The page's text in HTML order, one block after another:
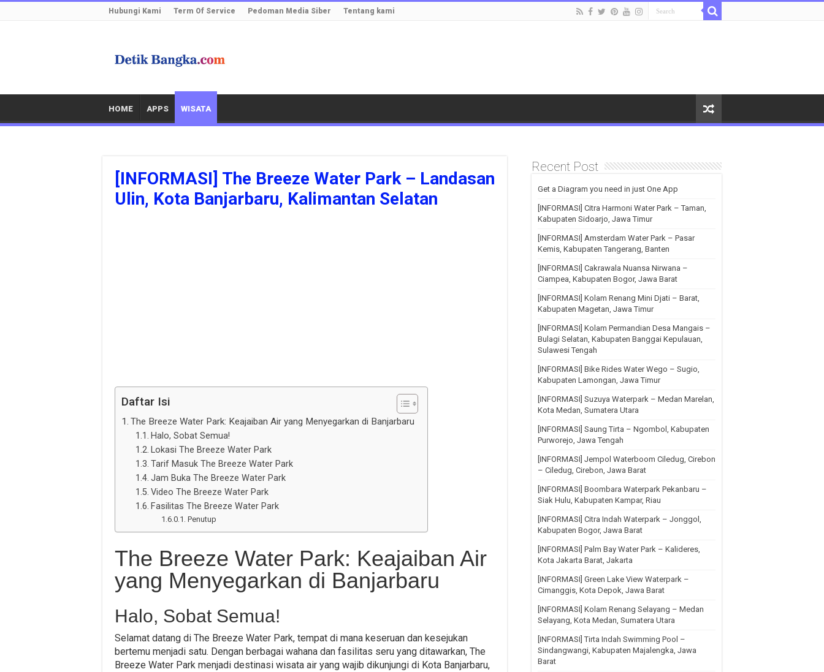
Hubungi Kami Term Of Service Pedoman Media Siber Tentang kami
HOME APPS WISATA
[INFORMASI] The Breeze Water Park – Landasan
Ulin, Kota Banjarbaru, Kalimantan Selatan
Daftar Isi
The Breeze Water Park: Keajaiban Air yang Menyegarkan di Banjarbaru
Halo, Sobat Semua!
Lokasi The Breeze Water Park
Tarif Masuk The Breeze Water Park
Jam Buka The Breeze Water Park
Video The Breeze Water Park
Fasilitas The Breeze Water Park
Penutup
The Breeze Water Park: Keajaiban Air
yang Menyegarkan di Banjarbaru
Halo, Sobat Semua!
Selamat datang di The Breeze Water Park, tempat di mana keseruan dan kesejukan
bertemu menjadi satu. Dengan berbagai wahana dan fasilitas seru yang ditawarkan, The
Breeze Water Park menjadi destinasi wisata air yang wajib dikunjungi di Kota Banjarbaru,
Recent Post
Get a Diagram you need in just One App
[INFORMASI] Citra Harmoni Water Park – Taman,
Kabupaten Sidoarjo, Jawa Timur
[INFORMASI] Amsterdam Water Park – Pasar
Kemis, Kabupaten Tangerang, Banten
[INFORMASI] Cakrawala Nuansa Nirwana –
Ciampea, Kabupaten Bogor, Jawa Barat
[INFORMASI] Kolam Renang Mini Djati – Barat,
Kabupaten Magetan, Jawa Timur
[INFORMASI] Kolam Permandian Desa Mangais –
Bulagi Selatan, Kabupaten Banggai Kepulauan,
Sulawesi Tengah
[INFORMASI] Bike Rides Water Wego – Sugio,
Kabupaten Lamongan, Jawa Timur
[INFORMASI] Suzuya Waterpark – Medan Marelan,
Kota Medan, Sumatera Utara
[INFORMASI] Saung Tirta – Ngombol, Kabupaten
Purworejo, Jawa Tengah
[INFORMASI] Jempol Waterboom Ciledug, Cirebon
– Ciledug, Cirebon, Jawa Barat
[INFORMASI] Boombara Waterpark Pekanbaru –
Siak Hulu, Kabupaten Kampar, Riau
[INFORMASI] Citra Indah Waterpark – Jonggol,
Kabupaten Bogor, Jawa Barat
[INFORMASI] Palm Bay Water Park – Kalideres,
Kota Jakarta Barat, Jakarta
[INFORMASI] Green Lake View Waterpark –
Cimanggis, Kota Depok, Jawa Barat
[INFORMASI] Kolam Renang Selayang – Medan
Selayang, Kota Medan, Sumatera Utara
[INFORMASI] Tirta Indah Swimming Pool –
Sindangwangi, Kabupaten Majalengka, Jawa
Barat